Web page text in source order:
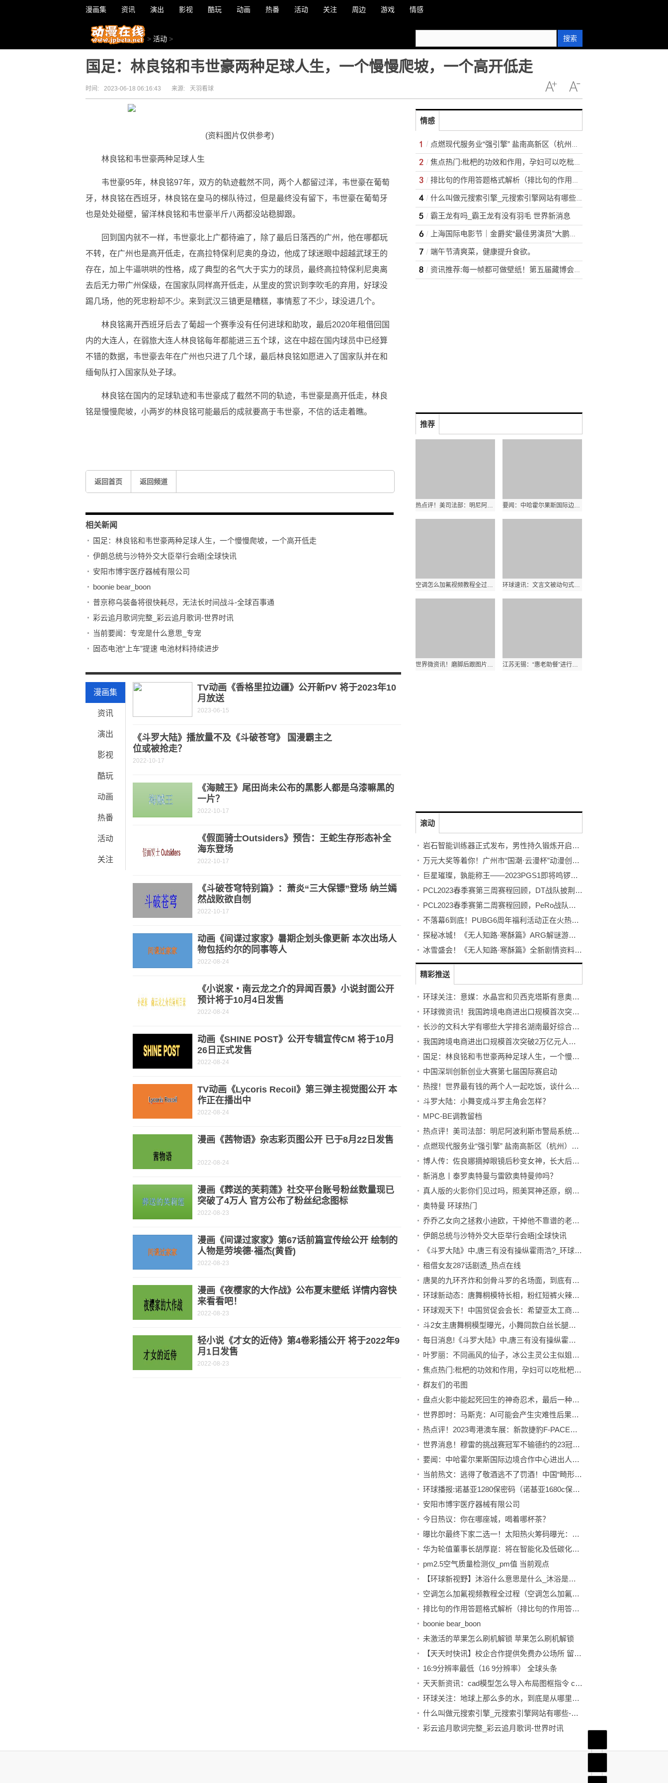
漫画集 资讯 演出 影视 酷玩 动画 热番 活动 关注 周边 游戏 情感
> 活动 > 搜索
国足：林良铭和韦世豪两种足球人生，一个慢慢爬坡，一个高开低走
时间: 2023-06-18 06:16:43 来源: 天羽看球
(资料图片仅供参考)
林良铭和韦世豪两种足球人生
韦世豪95年，林良铭97年，双方的轨迹截然不同，两个人都留过洋，韦世豪在葡萄
牙，林良铭在西班牙，林良铭在皇马的梯队待过，但是最终没有留下，韦世豪在葡萄牙
也是处处碰壁，留洋林良铭和韦世豪半斤八两都没站稳脚跟。
回到国内就不一样，韦世豪北上广都待遍了，除了最后日落西的广州，他在哪都玩
不转，在广州也是高开低走，在高拉特保利尼奥的身边，他成了球迷眼中超越武球王的
存在，加上牛逼哄哄的性格，成了典型的名气大于实力的球员，最终高拉特保利尼奥离
去后无力带广州保级，在国家队同样高开低走，从里皮的赏识到李吹毛的弃用，好球没
踢几场，他的死忠粉却不少。来到武汉三镇更是糟糕，事情惹了不少，球没进几个。
林良铭离开西班牙后去了葡超一个赛季没有任何进球和助攻，最后2020年租借回国
内的大连人，在弱旅大连人林良铭每年都能进三五个球，这在中超在国内球员中已经算
不错的数据，韦世豪去年在广州也只进了几个球，最后林良铭如愿进入了国家队并在和
缅甸队打入国家队处子球。
林良铭在国内的足球轨迹和韦世豪成了截然不同的轨迹，韦世豪是高开低走，林良
铭是慢慢爬坡，小两岁的林良铭可能最后的成就要高于韦世豪，不信的话走着瞧。
返回首页 返回频道
相关新闻
国足：林良铭和韦世豪两种足球人生，一个慢慢爬坡，一个高开低走
伊朗总统与沙特外交大臣举行会晤|全球快讯
安阳市博宇医疗器械有限公司
boonie bear_boon
普京称乌装备将很快耗尽，无法长时间战斗-全球百事通
彩云追月歌词完整_彩云追月歌词-世界时讯
当前要闻：专宠是什么意思_专宠
固态电池“上车”提速 电池材料持续进步
漫画集
资讯
演出
影视
酷玩
动画
热番
活动
关注
TV动画《香格里拉边疆》公开新PV 将于2023年10
月放送
2023-06-15
《斗罗大陆》播放量不及《斗破苍穹》 国漫霸主之
位或被抢走？
2022-10-17
《海贼王》尾田尚未公布的黑影人都是乌漆嘛黑的
一片？
2022-10-17
《假面骑士Outsiders》预告：王蛇生存形态补全
海东登场
2022-10-17
《斗破苍穹特别篇》：萧炎“三大保镖”登场 纳兰嫣
然战败欲自刎
2022-10-17
动画《间谍过家家》暑期企划头像更新 本次出场人
物包括约尔的同事等人
2022-08-24
《小说家・南云龙之介的异闻百景》小说封面公开
预计将于10月4日发售
2022-08-24
动画《SHINE POST》公开专辑宣传CM 将于10月
26日正式发售
2022-08-24
TV动画《Lycoris Recoil》第三弹主视觉图公开 本
作正在播出中
2022-08-24
漫画《茜物语》杂志彩页图公开 已于8月22日发售
2022-08-24
漫画《葬送的芙莉莲》社交平台账号粉丝数量现已
突破了4万人 官方公布了粉丝纪念图标
2022-08-23
漫画《间谍过家家》第67话前篇宣传绘公开 绘制的
人物是劳埃德·福杰(黄昏)
2022-08-23
漫画《夜樱家的大作战》公布夏末壁纸 详情内容快
来看看吧！
2022-08-23
轻小说《才女的近侍》第4卷彩插公开 将于2022年9
月1日发售
2022-08-23
情感
点燃现代服务业“强引擎” 盐南高新区（杭州）现代服务业招商推介会举行
焦点热门:枇杷的功效和作用，孕妇可以吃枇杷吗?
排比句的作用答题格式解析（排比句的作用答题格式）|当前速读
什么叫做元搜索引擎_元搜索引擎网站有哪些-快资讯
霸王龙有吗_霸王龙有没有羽毛 世界新消息
上海国际电影节｜金爵奖“最佳男演员”大鹏：标签是好东西，我不想撕掉
端午节清爽菜，健康提升食欲。
资讯推荐:每一帧都可做壁纸！第五届藏博会主题概念片竖版震撼来袭！
推荐
热点评！美司法部：明尼阿波利斯市警局系统性问题导致弗洛伊德之死 要闻：中哈霍尔果斯国际边境合作中心进出人员突破100万人次
空调怎么加氟视频教程全过程（空调怎么加氟视频教程） 环球速讯：文言文被动句式（文言文被动句）
世界微资讯！磨脚后跟图片真实_磨脚后跟怎么办 磨脚后跟如何处理 江苏无锡：“惠老助餐”进行时，用心守护老年人“舌尖上的幸福”
滚动
岩石智能训练器正式发布，男性持久锻炼开启智能浪潮
万元大奖等着你！广州市“国潮·云漫杯”动漫创作大赛开赛！
巨星璀璨，孰能称王——2023PGS1即将鸣锣开赛！
PCL2023春季赛第三周赛程回顾，DT战队披荆斩棘登顶周冠
PCL2023春季赛第二周赛程回顾，PeRo战队绝地反击夺桂冠
不落幕6到底！PUBG6周年福利活动正在火热开启！
探秘冰城！《无人知路·寒酥篇》ARG解谜游戏！打破次元的更多可能！
冰雪盛会！《无人知路·寒酥篇》全新剧情资料片发布！ARG解谜游戏
精彩推送
环球关注：意媒：水晶宫和贝西克塔斯有意奥里吉，但球员想留在米兰
环球微资讯！我国跨境电商进出口规模首次突破2万亿元人民币
长沙的文科大学有哪些大学排名湖南最好综合类前十
我国跨境电商进出口规模首次突破2万亿元人民币|天天关注
国足：林良铭和韦世豪两种足球人生，一个慢慢爬坡，一个高开低走
中国深圳创新创业大赛第七届国际赛启动
热搜！世界最有钱的两个人一起吃饭，谈什么大事？
斗罗大陆：小舞变成斗罗主角会怎样？
MPC-BE调教留档
热点评！美司法部：明尼阿波利斯市警局系统性问题导致弗洛伊德之死
点燃现代服务业“强引擎” 盐南高新区（杭州）现代服务业招商推介会举行
博人传：佐良娜摘掉眼镜后秒变女神，长大后更是美如画！
新消息丨泰罗奥特曼与雷欧奥特曼帅吗？
真人版的火影你们见过吗，照美冥神还原，纲手身材不输本尊！_天天最资讯
奥特曼 环球热门
乔乔乙女向之拯救小迪欧，干掉他不靠谱的老爸！jojo otomate saving little dio!
伊朗总统与沙特外交大臣举行会晤|全球快讯
《斗罗大陆》中,唐三有没有操纵霍雨浩?_环球观天下
租借女友287话剧透_热点在线
唐昊的九环齐炸和剑骨斗罗的名场面，到底有什么特点？ 环球看点
环球新动态：唐舞桐模特长相，粉红短裤火辣身材，小舞眼神
环球观天下！中国贸促会会长：希望亚太工商界加强供应链互联互通合作
斗2女主唐舞桐模型曝光，小舞同款白丝长腿，女装造型却不如男装 世界速看
每日消息!《斗罗大陆》中,唐三有没有操纵霍雨浩?
叶罗丽：不同画风的仙子，冰公主灵公主似姐妹，最美的是她
焦点热门:枇杷的功效和作用，孕妇可以吃枇杷吗?
群友们的弔图
盘点火影中能起死回生的神奇忍术，最后一种是自来也复活的关键！|今头条
世界即时：马斯克：AI可能会产生灾难性后果，今年进行首例脑机接口人体试验
热点评！2023粤港澳车展：新款捷豹F-PACE售价47.2万起
世界消息！穆雷的挑战赛冠军不输德约的23冠，费德勒：他们都有光明的未来！
要闻：中哈霍尔果斯国际边境合作中心进出人员突破100万人次
当前热文：逃得了敬酒逃不了罚酒！中国“畸形”罚酒文化，到底害了多少人？
环球播报:诺基亚1280保密码（诺基亚1680c保密码）
安阳市博宇医疗器械有限公司
今日热议：你在哪座城，喝着哪杯茶？
曝比尔最终下家二选一！太阳热火筹码曝光：谁能打造新三巨头？ 今日快看
华为轮值董事长胡厚崑：将在智能化及低碳化技术上持续进行投入
pm2.5空气质量检测仪_pm值 当前观点
【环球新视野】沐浴什么意思是什么_沐浴是啥意思
空调怎么加氟视频教程全过程（空调怎么加氟视频教程）
排比句的作用答题格式解析（排比句的作用答题格式）|当前速读
boonie bear_boon
未激活的苹果怎么刷机解锁 苹果怎么刷机解锁
【天天时快讯】校企合作提供免费办公场所 留汉大学生“零负担”创业
16:9分辨率最低（16 9分辨率） 全球头条
天天新资讯：cad模型怎么导入布局图框指令 cad模型怎么导入布局
环球关注：地球上那么多的水，到底是从哪里来的？
什么叫做元搜索引擎_元搜索引擎网站有哪些-快资讯
彩云追月歌词完整_彩云追月歌词-世界时讯